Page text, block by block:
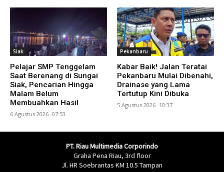
Siak
Pelajar SMP Tenggelam
Saat Berenang di Sungai
Siak, Pencarian Hingga
Malam Belum
Membuahkan Hasil
6 Agustus 2026 -07:53
Pekanbaru
Kabar Baik! Jalan Teratai
Pekanbaru Mulai Dibenahi,
Drainase yang Lama
Tertutup Kini Dibuka
5 Agustus 2026 -10:37
PT. Riau Multimedia Corporindo
Graha Pena Riau, 3rd floor
Jl. HR Soebrantas KM 10.5 Tampan